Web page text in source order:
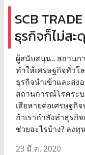
SCB
ธุรกิจก็ไม่สะ
ผู้สนับสนุน.. สถานก
ทำให้เศรษฐกิจทั่วโ
ธุรกิจนำเข้าและส่ง
สถานการณ์โรคระบ
เสียหายต่อเศรษฐกิ
ถ้าเรากำลังทำธุรกิ
ช่วยอะไรบ้าง? ลงทุ
23 มี.ค. 2020